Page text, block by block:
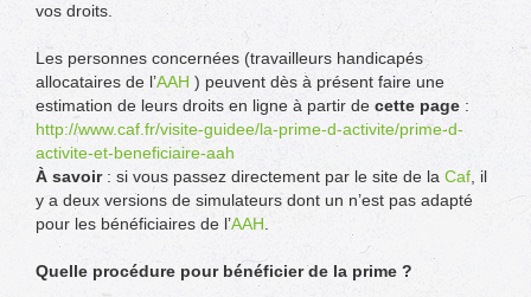
vos droits.
Les personnes concernées (travailleurs handicapés
allocataires de l’AAH ) peuvent dès à présent faire une
estimation de leurs droits en ligne à partir de cette page :
http://www.caf.fr/visite-guidee/la-prime-d-activite/prime-d-
activite-et-beneficiaire-aah
À savoir: si vous passez directement par le site de la Caf , il
y a deux versions de simulateurs dont un n’est pas adapté
pour les bénéficiaires de l’AAH
Quelle procédure pour bénéficier de la prime ?